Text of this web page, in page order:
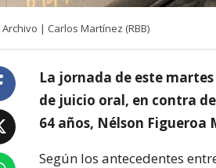
Archivo | Carlos Martínez (RBB)
La jornada de este
de juicio oral, en contra
64 años, Nélson Figueroa
Según los antecedentes